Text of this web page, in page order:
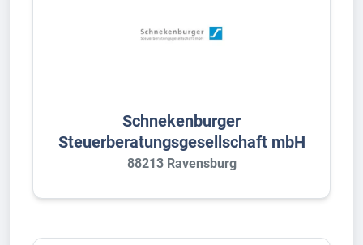
Schnekenburger
Steuerberatungsgesellschaft mbH
88213 Ravensburg